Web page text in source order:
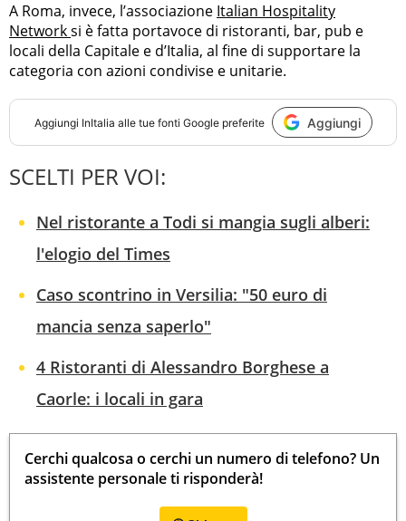
A Roma, invece, l’associazione Italian Hospitality
Networksi è fatta portavoce di ristoranti, bar, pub e
locali della Capitale e d’Italia, al fine di supportare la
categoria con azioni condivise e unitarie.
Aggiungi InItalia alle tue fonti Google preferite Aggiungi
SCELTI PER VOI:
Nel ristorante a Todi si mangia sugli alberi:
l'elogio del Times
Caso scontrino in Versilia: "50 euro di
mancia senza saperlo"
4 Ristoranti di Alessandro Borghese a
Caorle: i locali in gara
Cerchi qualcosa o cerchi un numero di telefono? Un
assistente personale ti risponderà!